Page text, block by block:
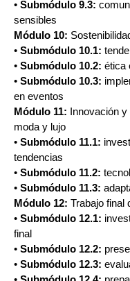
• Submódulo 9.3:
sensibles
Módulo 10:
• Submódulo 10.1:
• Submódulo 10.2: ética
• Submódulo 10.3:
en eventos
Módulo 11: Innovación
moda y lujo
• Submódulo 11.1:
tendencias
• Submódulo 11.2:
• Submódulo 11.3:
Módulo 12: Trabajo final
• Submódulo 12.1:
final
• Submódulo 12.2:
• Submódulo 12.3: